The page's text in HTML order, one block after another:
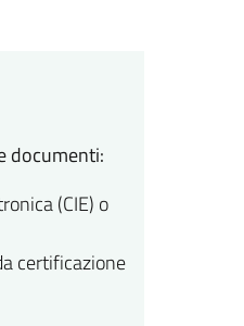
documenti:
(CIE) o
certificazione